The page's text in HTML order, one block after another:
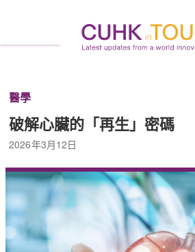
醫學
破解心臟的「再生」密碼
2026年3月12日